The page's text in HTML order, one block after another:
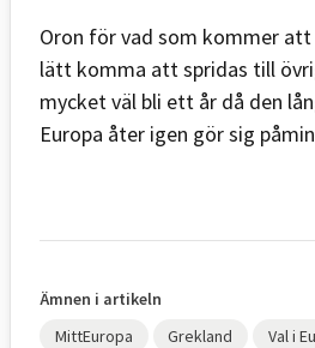
Oron för vad som kommer att
lätt komma att spridas till
mycket väl bli ett år då den
Europa åter igen gör sig
Ämnen i artikeln
MittEuropa
Grekland Val i